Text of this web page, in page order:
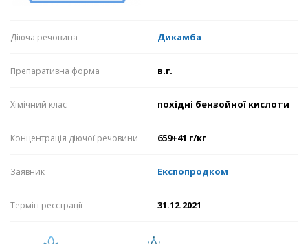
Діюча речовина Дикамба
Препаративна форма в.г.
Хімічний клас похідні бензойної кислоти
Концентрація діючої речовини 659+41 г/кг
Заявник Експопродком
Термін реєстрації 31.12.2021